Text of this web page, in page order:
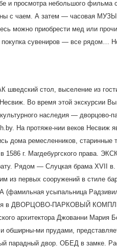
и просмотра небольшого
с чаем. А затем — часовая
можно приобрести мед или
покупка сувениров — все рядом…
шведский стол, выселение из
Во время этой экскурсии
наследия —
На протяже-нии веков Несвиж
дома ремесленников,
1586 г. Магдебургского права.
Рядом — Слуцкая брама
из первых сооружений в стиле
(фамильная усыпальница
в ДВОРЦОВО-ПАРКОВЫЙ
архитектора Джованни
обширны-ми прудами,
парадный двор. ОБЕД в замке.